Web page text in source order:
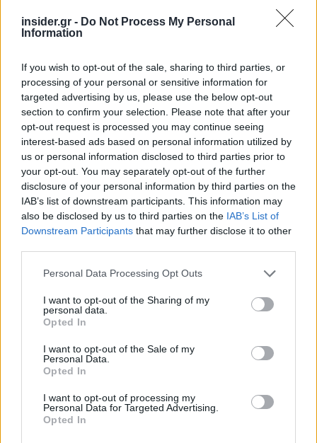
insider.gr - Do Not Process My Personal
Information
If you wish to opt-out of the sale, sharing to third parties, or
processing of your personal or sensitive information for
targeted advertising by us, please use the below opt-out
section to confirm your selection. Please note that after your
opt-out request is processed you may continue seeing
interest-based ads based on personal information utilized by
us or personal information disclosed to third parties prior to
your opt-out. You may separately opt-out of the further
disclosure of your personal information by third parties on the
IAB’s list of downstream participants. This information may
also be disclosed by us to third parties on the IAB’s List of
Downstream Participants that may further disclose it to other
Please note that this website/app uses one or more Google
not limited to your visit or usage behaviour. You may click to
grant or deny consent to Google and its third-party tags to
use your data for below specified purposes in below Google
consent section.
Personal Data Processing Opt Outs
I want to opt-out of the Sharing of my
personal data.
Opted In
I want to opt-out of the Sale of my
Personal Data.
Opted In
I want to opt-out of processing my
Personal Data for Targeted Advertising.
Opted In
Επιχειρησιακής Νοημοσύνης (ΒΙ) και Ανάλυσης
Δεδομένων (Data Analytics), αναπτύσσονται
νοημοσύνης και μηχανικής μάθησης, για τη
βελτίωση της στόχευσης δράσεων είσπραξης
ληξιπρόθεσμων οφειλών. Και επεκτείνεται η
δυνατότητα επιβολής κατάσχεσης εις χείρας
τρίτων με ηλεκτρονικά μέσα, ενώ συνεχίζεται η
διασταύρωση των πληροφοριών από αλλοδαπές
αρχές, μέσω της Διεθνούς Διοικητικής
Συνεργασίας και την αποστολή στοχευμένων
αιτήσεων αμοιβαίας συνδρομής στην είσπραξη.